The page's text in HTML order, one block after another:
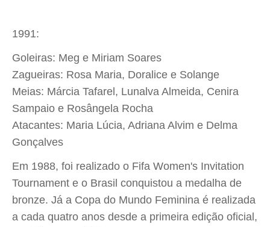
1991:
Goleiras: Meg e Miriam Soares
Zagueiras: Rosa Maria, Doralice e Solange
Meias: Márcia Tafarel, Lunalva Almeida, Cenira
Sampaio e Rosângela Rocha
Atacantes: Maria Lúcia, Adriana Alvim e Delma
Gonçalves
Em 1988, foi realizado o Fifa Women's Invitation
Tournament e o Brasil conquistou a medalha de
bronze. Já a Copa do Mundo Feminina é realizada
a cada quatro anos desde a primeira edição oficial,